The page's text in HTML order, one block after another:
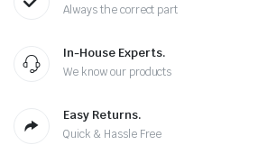
Always the correct part
In-House Experts.
We know our products
Easy Returns.
Quick & Hassle Free